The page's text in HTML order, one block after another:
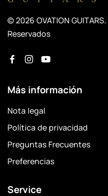
© 2026 OVATION
Reservados
Más información
Nota legal
Política de privacidad
Preguntas Frecuentes
Preferencias
Service